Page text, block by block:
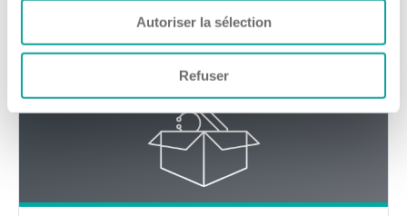
Autoriser la sélection
Refuser